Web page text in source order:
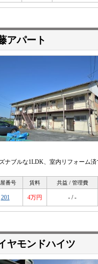
アパート
ナブルな1LDK、室内リフォーム
番号 賃料 共益 / 管理費
201 4万円 - / -
ヤモンドハイツ